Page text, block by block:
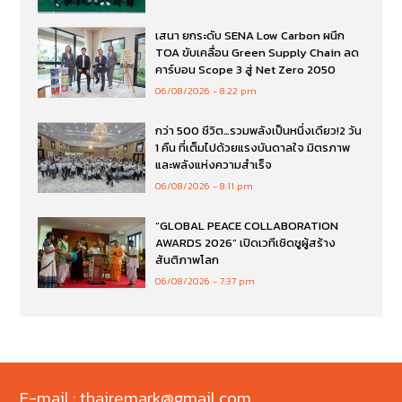
เสนา ยกระดับ SENA Low Carbon ผนึก
TOA ขับเคลื่อน Green Supply Chain ลด
คาร์บอน Scope 3 สู่ Net Zero 2050
06/08/2026 8:22 pm
กว่า 500 ชีวิต…รวมพลังเป็นหนึ่งเดียว!2 วัน
1 คืน ที่เต็มไปด้วยแรงบันดาลใจ มิตรภาพ
และพลังแห่งความสำเร็จ
06/08/2026 8:11 pm
“GLOBAL PEACE COLLABORATION
AWARDS 2026” เปิดเวทีเชิดชูผู้สร้าง
สันติภาพโลก
06/08/2026 7:37 pm